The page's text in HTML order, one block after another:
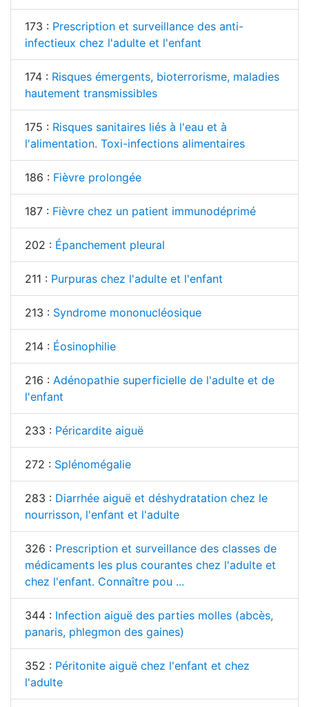
173 : Prescription et surveillance des anti-
infectieux chez l'adulte et l'enfant
174 : Risques émergents, bioterrorisme, maladies
hautement transmissibles
175 : Risques sanitaires liés à l'eau et à
l'alimentation. Toxi-infections alimentaires
186 : Fièvre prolongée
187 : Fièvre chez un patient immunodéprimé
202 : Épanchement pleural
211 : Purpuras chez l'adulte et l'enfant
213 : Syndrome mononucléosique
214 : Éosinophilie
216 : Adénopathie superficielle de l'adulte et de
l'enfant
233 : Péricardite aiguë
272 : Splénomégalie
283 : Diarrhée aiguë et déshydratation chez le
nourrisson, l'enfant et l'adulte
326 : Prescription et surveillance des classes de
médicaments les plus courantes chez l'adulte et
chez l'enfant. Connaître pou ...
344 : Infection aiguë des parties molles (abcès,
panaris, phlegmon des gaines)
352 : Péritonite aiguë chez l'enfant et chez
l'adulte